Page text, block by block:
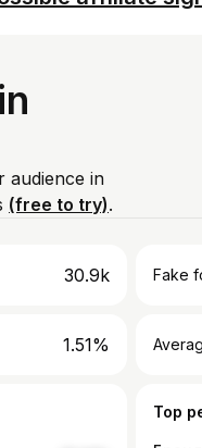
audience in
(free to try).
30.9k Fake
1.51%
Top